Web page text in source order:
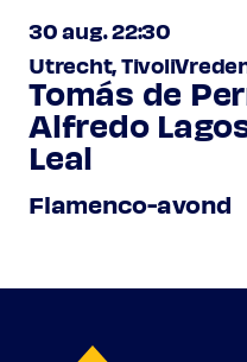
30 aug. 22:30
Utrecht,
Tomás de
Alfredo
Leal
Flamenco-avond